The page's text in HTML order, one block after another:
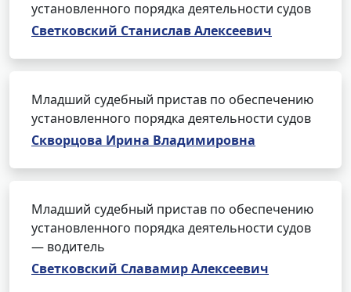
установленного порядка деятельности судов
Светковский Станислав Алексеевич
Младший судебный пристав по обеспечению
установленного порядка деятельности судов
Скворцова Ирина Владимировна
Младший судебный пристав по обеспечению
установленного порядка деятельности судов
— водитель
Светковский Славамир Алексеевич